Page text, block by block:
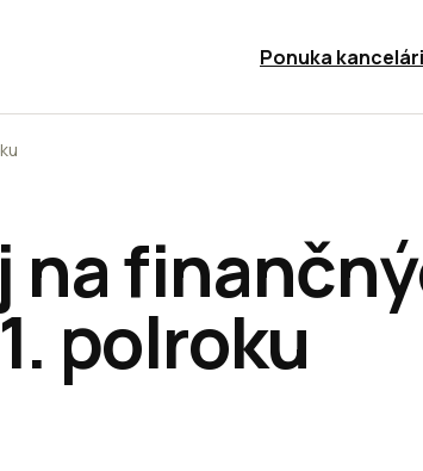
Ponuka
na
polroku